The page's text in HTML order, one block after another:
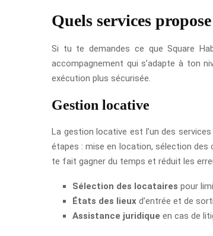
Quels services
Si tu te demandes ce que Square
accompagnement qui s’adapte à ton
exécution plus sécurisée.
Gestion locative
La gestion locative est l’un des
étapes : mise en location, sélection des
te fait gagner du temps et réduit les
Sélection des locataires pour
États des lieux d’entrée et de
Assistance juridique en cas de